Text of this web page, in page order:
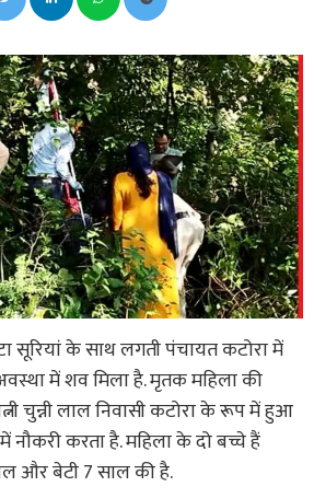
सूरियां के साथ लगती पंचायत कटोरा में
में शव मिला है. मृतक महिला की
चुन्नी लाल निवासी कटोरा के रूप में हुआ
नौकरी करता है. महिला के दो बच्चे हैं
और बेटी 7 साल की है.